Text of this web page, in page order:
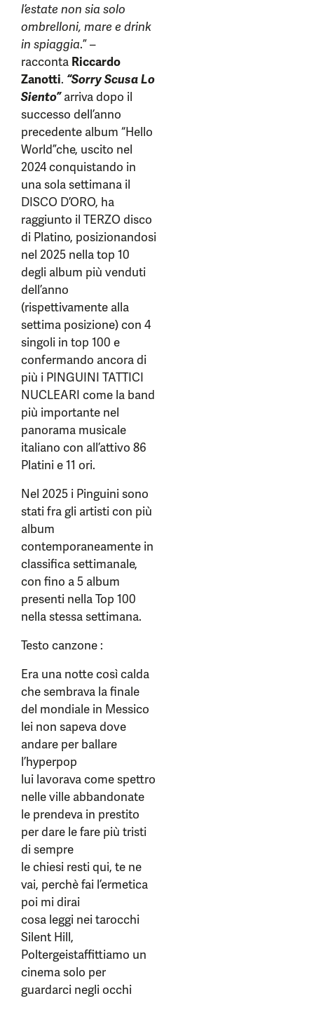
l’estate non sia solo
ombrelloni, mare e drink
in spiaggia.” –
racconta Riccardo
Zanotti. “Sorry Scusa Lo
Siento”arriva dopo il
successo dell’anno
precedente album “Hello
World”che, uscito nel
2024 conquistando in
una sola settimana il
DISCO D’ORO, ha
raggiunto il TERZO disco
di Platino, posizionandosi
nel 2025 nella top 10
degli album più venduti
dell’anno
(rispettivamente alla
settima posizione) con 4
singoli in top 100 e
confermando ancora di
più i PINGUINI TATTICI
NUCLEARI come la band
più importante nel
panorama musicale
italiano con all’attivo 86
Platini e 11 ori.
Nel 2025 i Pinguini sono
stati fra gli artisti con più
album
contemporaneamente in
classifica settimanale,
con fino a 5 album
presenti nella Top 100
nella stessa settimana.
Testo canzone :
Era una notte così calda
che sembrava la finale
del mondiale in Messico
lei non sapeva dove
andare per ballare
l’hyperpop
lui lavorava come spettro
nelle ville abbandonate
le prendeva in prestito
per dare le fare più tristi
di sempre
le chiesi resti qui, te ne
vai, perchè fai l’ermetica
poi mi dirai
cosa leggi nei tarocchi
Silent Hill,
Poltergeistaffittiamo un
cinema solo per
guardarci negli occhi